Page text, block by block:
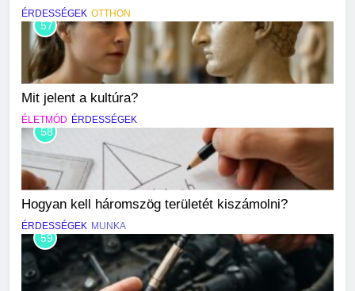
ÉRDESSÉGEK OTTHON
57
Mit jelent a kultúra?
ÉLETMÓD ÉRDESSÉGEK
58
Hogyan kell háromszög területét kiszámolni?
ÉRDESSÉGEK MUNKA
59